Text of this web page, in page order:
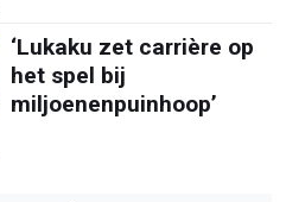
‘Lukaku zet carrière op
het spel bij
miljoenenpuinhoop’